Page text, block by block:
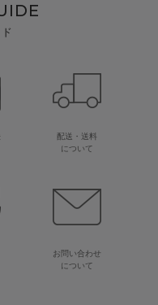
配送・送料
について
お問い合わせ
について